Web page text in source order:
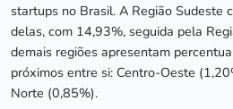
startups no Brasil. A Região Sudeste
delas, com 14,93%, seguida pela
demais regiões apresentam
próximos entre si: Centro-Oeste
Norte (0,85%).